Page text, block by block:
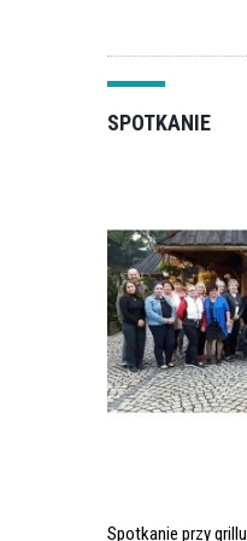
SPOTKANIE
Spotkanie przy grillu